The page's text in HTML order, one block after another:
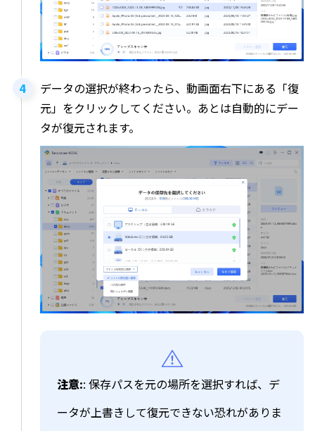
データの選択が終わったら、動画面右下にある「復
元」をクリックしてください。あとは自動的にデー
タが復元されます。
注意:: 保存パスを元の場所を選択すれば、デ
ータが上書きして復元できない恐れがありま